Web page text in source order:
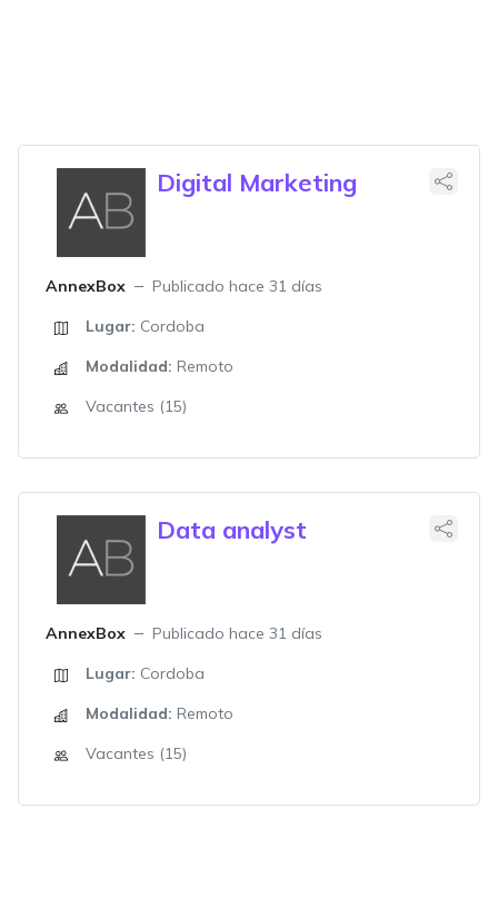
Digital Marketing
AnnexBox
Publicado hace 31 días
Lugar: Cordoba
Modalidad: Remoto
Vacantes (15)
Data analyst
AnnexBox
Publicado hace 31 días
Lugar: Cordoba
Modalidad: Remoto
Vacantes (15)